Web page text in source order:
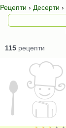
Рецепти › Десерти ›
115 рецепти